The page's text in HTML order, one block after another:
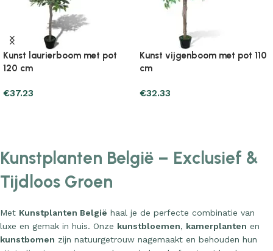
Kunst laurierboom met pot
120 cm
€37.23
Kunst vijgenboom met pot 110
cm
€32.33
Kunstplanten België – Exclusief &
Tijdloos Groen
Met Kunstplanten België haal je de perfecte combinatie van
luxe en gemak in huis. Onze kunstbloemen, kamerplanten en
kunstbomen zijn natuurgetrouw nagemaakt en behouden hun